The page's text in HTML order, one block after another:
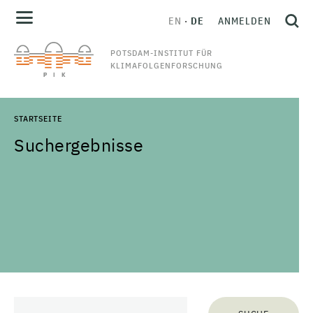
POTSDAM-INSTITUT FÜR
KLIMAFOLGENFORSCHUNG
EN DE ANMELDEN
STARTSEITE
Suchergebnisse